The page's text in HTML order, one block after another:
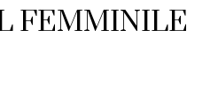
FEMMINILE